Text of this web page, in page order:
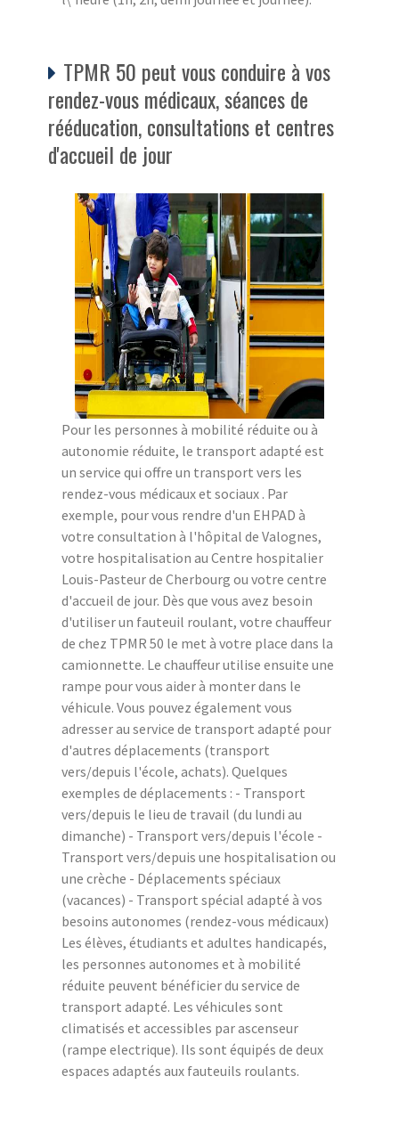
TPMR 50 peut vous conduire à vos
rendez-vous médicaux, séances de
rééducation, consultations et centres
d'accueil de jour
Pour les personnes à mobilité réduite ou à
autonomie réduite, le transport adapté est
un service qui offre un transport vers les
rendez-vous médicaux et sociaux . Par
exemple, pour vous rendre d'un EHPAD à
votre consultation à l'hôpital de Valognes,
votre hospitalisation au Centre hospitalier
Louis-Pasteur de Cherbourg ou votre centre
d'accueil de jour. Dès que vous avez besoin
d'utiliser un fauteuil roulant, votre chauffeur
de chez TPMR 50 le met à votre place dans la
camionnette. Le chauffeur utilise ensuite une
rampe pour vous aider à monter dans le
véhicule. Vous pouvez également vous
adresser au service de transport adapté pour
d'autres déplacements (transport
vers/depuis l'école, achats). Quelques
exemples de déplacements : - Transport
vers/depuis le lieu de travail (du lundi au
dimanche) - Transport vers/depuis l'école -
Transport vers/depuis une hospitalisation ou
une crèche - Déplacements spéciaux
(vacances) - Transport spécial adapté à vos
besoins autonomes (rendez-vous médicaux)
Les élèves, étudiants et adultes handicapés,
les personnes autonomes et à mobilité
réduite peuvent bénéficier du service de
transport adapté. Les véhicules sont
climatisés et accessibles par ascenseur
(rampe electrique). Ils sont équipés de deux
espaces adaptés aux fauteuils roulants.